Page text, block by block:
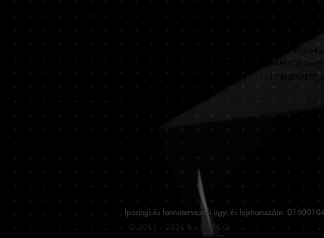
1117 BUDAPEST,
Iparjogi és formatervezési ügy- és lajstromszám:
© 2015 - 2026 by ESTILO